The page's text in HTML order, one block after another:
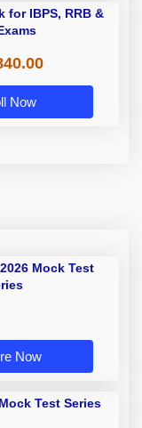
for IBPS, RRB &
Now
Mock Test
Now
Test Series